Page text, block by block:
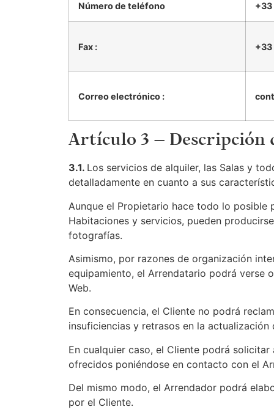
Número de teléfono +33
Fax : +33
Correo electrónico :
Artículo 3 – Descripción
3.1. Los servicios de alquiler, las Salas y
detalladamente en cuanto a sus
Aunque el Propietario hace todo lo posible
Habitaciones y servicios, pueden
fotografías.
Asimismo, por razones de organización
equipamiento, el Arrendatario podrá verse
Web.
En consecuencia, el Cliente no podrá
insuficiencias y retrasos en la
En cualquier caso, el Cliente podrá
ofrecidos poniéndose en contacto con el
Del mismo modo, el Arrendador podrá
por el Cliente.